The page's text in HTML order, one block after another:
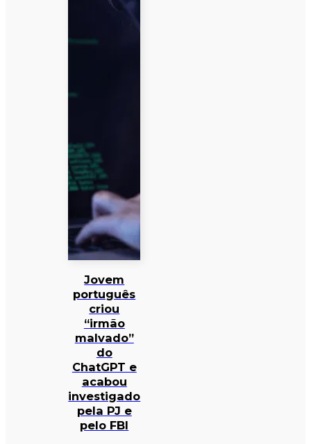
Jovem
português
criou
“irmão
malvado”
do
ChatGPT e
acabou
investigado
pela PJ e
pelo FBI